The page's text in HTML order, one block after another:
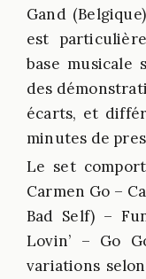
Gand
est
base musicale
des
écarts, et
minutes de
Le set
Carmen Go –
Bad Self) –
Lovin’ – Go
variations